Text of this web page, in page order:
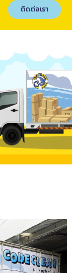
ติดต่อเรา